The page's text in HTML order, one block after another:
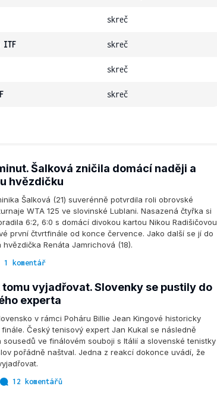
skreč
ITF skreč
skreč
skreč
Šalková zničila domácí naději a
hvězdičku
Šalková (21) suverénně potvrdila roli obrovské
WTA 125 ve slovinské Lublani. Nasazená čtyřka si
6:2, 6:0 s domácí divokou kartou Nikou Radišičovou
první čtvrtfinále od konce července. Jako další se jí do
Renáta Jamrichová (18).
1 komentář
tomu vyjadřovat. Slovenky se pustily do
experta
v rámci Poháru Billie Jean Kingové historicky
Český tenisový expert Jan Kukal se následně
ve finálovém souboji s Itálií a slovenské tenistky
pořádně naštval. Jedna z reakcí dokonce uvádí, že
12 komentářů